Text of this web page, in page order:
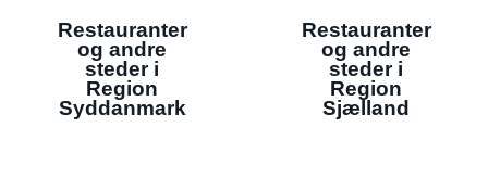
Restauranter
og andre
steder i
Region
Syddanmark
Restauranter
og andre
steder i
Region
Sjælland